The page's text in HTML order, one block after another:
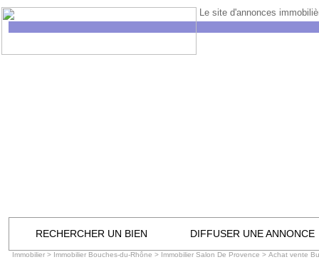
Le site d'annonces
RECHERCHER UN BIEN DIFFUSER UNE ANNONCE
Immobilier > Immobilier Bouches-du-Rhône > Immobilier Salon De Provence > Achat vente